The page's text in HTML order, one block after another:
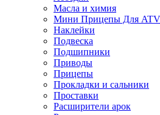
Масла и химия
Мини Прицепы Для ATV
Наклейки
Подвеска
Подшипники
Приводы
Прицепы
Прокладки и сальники
Проставки
Расширители арок